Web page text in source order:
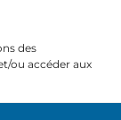
des
ou accéder aux